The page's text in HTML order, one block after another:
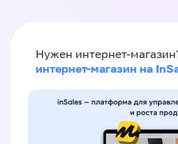
Нужен интернет-
интернет-магазин на